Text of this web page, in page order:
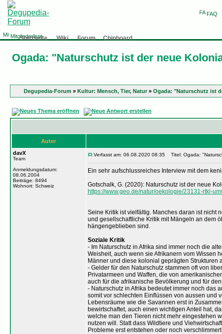
FAQ
Mitgliederliste
Startseite Wiki Forum Chinboard
Ogada: "Naturschutz ist der neue
Degupedia-Forum » Kultur: Mensch, Tier, Natur» Ogada: "Naturschutz ist
Autor
davX
Team
Anmeldungsdatum:
08.06.2004
Beiträge: 8494
Wohnort: Schweiz
Verfasst am: 06.08.2020 08:35 Titel: Ogada:
Ein sehr aufschlussreiches Interview mit dem
Gotschalk, G. (2020): Naturschutz ist der neue
https://www.geo.de/natur/oekologie/23131-rtkl-
Seine Kritik ist vielfältig. Manches daran ist nicht
und gesellschaftliche Kritik mit Mängeln an dem
hängengeblieben sind.
Soziale Kritik
- Im Naturschutz in Afrika sind immer noch die
Weisheit, auch wenn sie Afrikanern vom Wissen
Männer und diese kolonial geprägten Strukturen
- Gelder für den Naturschutz stammen oft von
Privatarmeen und Waffen, die von
auch für die afrikanische Bevölkerung und für
- Naturschutz in Afrika bedeutet immer noch das
somit vor schlechten Einflüssen von aussen und
Lebensräume wie die Savannen erst in
bewirtschaftet, auch einen wichtigen Anteil hat,
welche man den Tieren nicht mehr eingestehen
nutzen will. Statt dass Wildtiere und
Probleme erst entstehen oder noch